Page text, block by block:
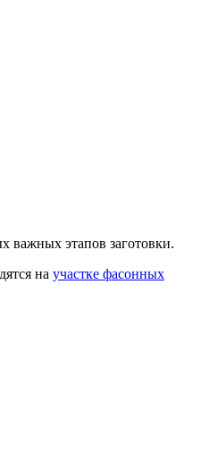
важных этапов заготовки.
на участке фасонных